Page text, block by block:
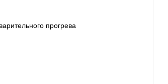
прогрева